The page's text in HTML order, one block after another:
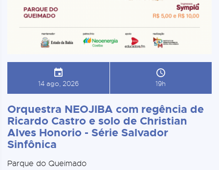
14 ago, 2026 19h
Orquestra NEOJIBA com regência de
Ricardo Castro e solo de Christian
Alves Honorio - Série Salvador
Sinfônica
Parque do Queimado